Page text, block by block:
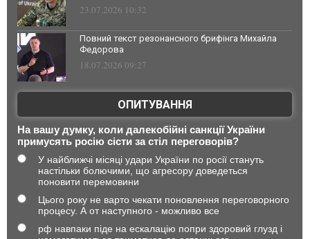
23.07.2026 10:32
Повний текст резонансного брифінга Михайла
Федорова
18.07.2026 09:27
ОПИТУВАННЯ
На вашу думку, коли далекобійні санкції України
примусять росію сісти за стіл переговорів?
У найближчі місяці удари України по росії стануть
настільки болючими, що агресору доведеться
поновити перемовини
Цього року не варто чекати поновлення переговорного
процесу. А от наступного - можливо все
рф навпаки піде на ескалацію попри здоровий глузд і